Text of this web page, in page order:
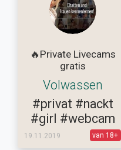
🔥Private Livecams
gratis
Volwassen
#privat #nackt
#girl #webcam
19.11.2019 van 18+